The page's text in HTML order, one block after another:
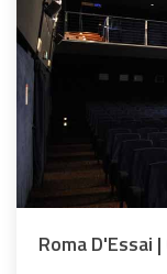
Roma D'Essai